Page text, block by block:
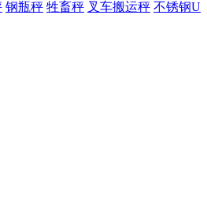
钢瓶秤 牲畜秤 叉车搬运秤 不锈钢U